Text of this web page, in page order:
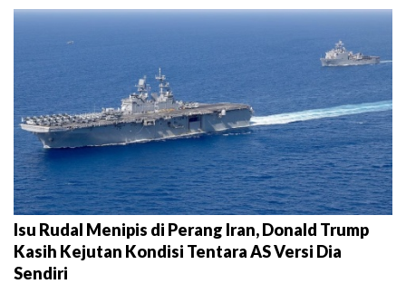
Isu Rudal Menipis di Perang Iran, Donald Trump
Kasih Kejutan Kondisi Tentara AS Versi Dia
Sendiri